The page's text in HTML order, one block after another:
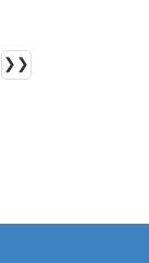
❯❯